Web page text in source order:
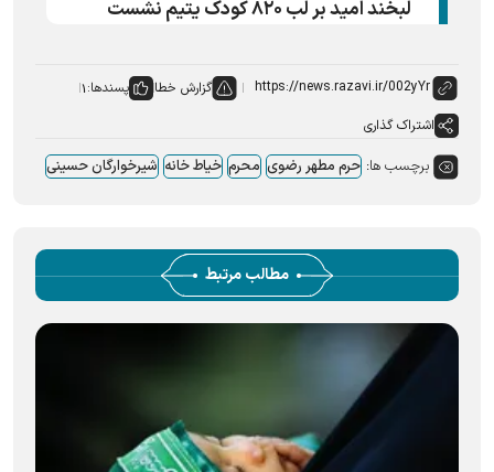
لبخند امید بر لب ۸۲۰ کودک یتیم نشست
گزارش خطا پسندها: ۱
اشتراک گذاری
برچسب ها: حرم مطهر رضوی محرم خیاط خانه شیرخوارگان حسینی
مطالب مرتبط